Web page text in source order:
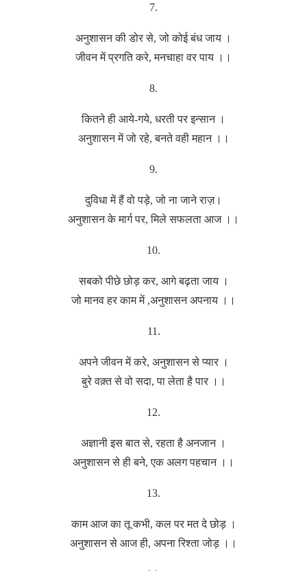
7.
अनुशासन की डोर से, जो कोई बंध जाय ।
जीवन में प्रगति करे, मनचाहा वर पाय ।।
8.
कितने ही आये-गये, धरती पर इन्सान ।
अनुशासन में जो रहे, बनते वही महान ।।
9.
दुविधा में हैं वो पड़े, जो ना जाने राज़।
अनुशासन के मार्ग पर, मिले सफलता आज ।।
10.
सबको पीछे छोड़ कर, आगे बढ़ता जाय ।
जो मानव हर काम में ,अनुशासन अपनाय ।।
11.
अपने जीवन में करे, अनुशासन से प्यार ।
बुरे वक़्त से वो सदा, पा लेता है पार ।।
12.
अज्ञानी इस बात से, रहता है अनजान ।
अनुशासन से ही बने, एक अलग पहचान ।।
13.
काम आज का तू कभी, कल पर मत दे छोड़ ।
अनुशासन से आज ही, अपना रिश्ता जोड़ ।।